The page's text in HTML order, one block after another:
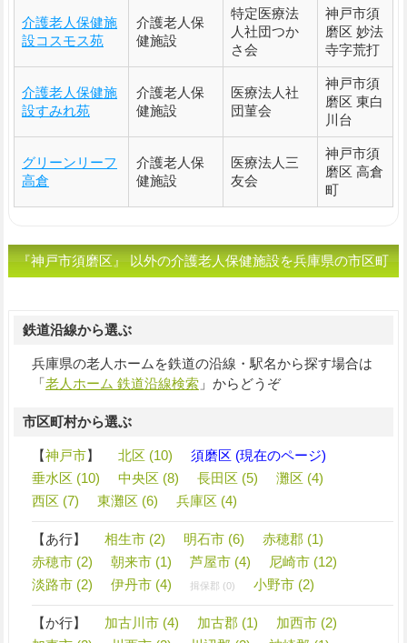
介護老人保健施
設コスモス苑
介護老人保
健施設
特定医療法
人社団つか
さ会
神戸市須
磨区 妙法
寺字荒打
介護老人保健施
設すみれ苑
介護老人保
健施設
医療法人社
団菫会
神戸市須
磨区 東白
川台
グリーンリーフ
高倉
介護老人保
健施設
医療法人三
友会
神戸市須
磨区 高倉
町
『神戸市須磨区』 以外の介護老人保健施設を兵庫県の市区町
鉄道沿線から選ぶ
兵庫県の老人ホームを鉄道の沿線・駅名から探す場合は
「老人ホーム 鉄道沿線検索」からどうぞ
市区町村から選ぶ
【神戸市】 北区 (10)
須磨区 (現在のページ)
垂水区 (10)
中央区 (8) 長田区 (5)
灘区 (4)
西区 (7)
東灘区 (6) 兵庫区 (4)
【あ行】 相生市 (2) 明石市 (6)
赤穂郡 (1)
赤穂市 (2)
朝来市 (1) 芦屋市 (4)
尼崎市 (12)
淡路市 (2)
伊丹市 (4) 揖保郡 (0) 小野市 (2)
【か行】 加古川市 (4) 加古郡 (1)
加西市 (2)